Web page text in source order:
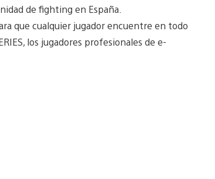
de fighting en España.
que cualquier jugador encuentre en todo
los jugadores profesionales de e-